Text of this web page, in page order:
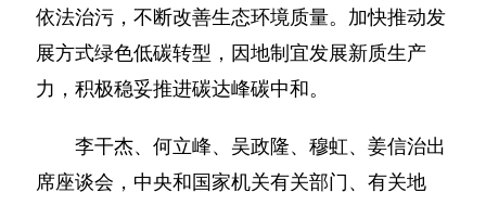
依法治污，不断改善生态环境质量。加快推动发
展方式绿色低碳转型，因地制宜发展新质生产
力，积极稳妥推进碳达峰碳中和。
李干杰、何立峰、吴政隆、穆虹、姜信治出
席座谈会，中央和国家机关有关部门、有关地